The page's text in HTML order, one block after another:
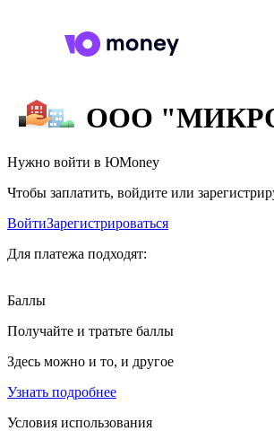
ООО
Нужно войти в ЮMoney
Чтобы заплатить, войдите или
ВойтиЗарегистрироваться
Для платежа подходят:
Баллы
Получайте и тратьте баллы
Здесь можно и то, и другое
Узнать подробнее
Условия использования